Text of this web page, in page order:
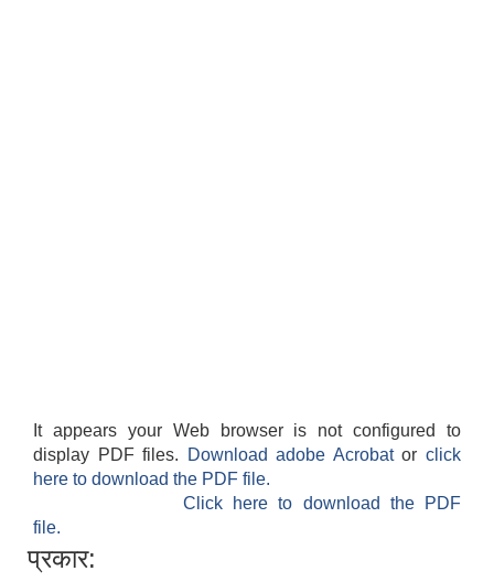
It appears your Web browser is not configured to
display PDF files.
Download adobe Acrobatorclick
here to download the PDF file.
Click here to download the PDF
file.
प्रकार: